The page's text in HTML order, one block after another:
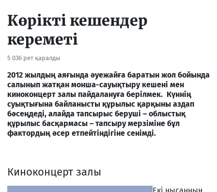
Көрікті кешендер
кереметі
5 036 рет қаралды
2012 жылдың аяғында әуежайға баратын жол бойында
салынып жатқан монша-сауықтыру кешені мен
киноконцерт залы пайдалануға берілмек. Күннің
суықтығына байланысты құрылыс қарқыны аздап
бәсеңдеді, алайда тапсырыс беруші – облыстық
құрылыс басқармасы – тапсыру мерзіміне бұл
фактордың әсер етпейтіндігіне сенімді.
Киноконцерт залы
Екі нысанның